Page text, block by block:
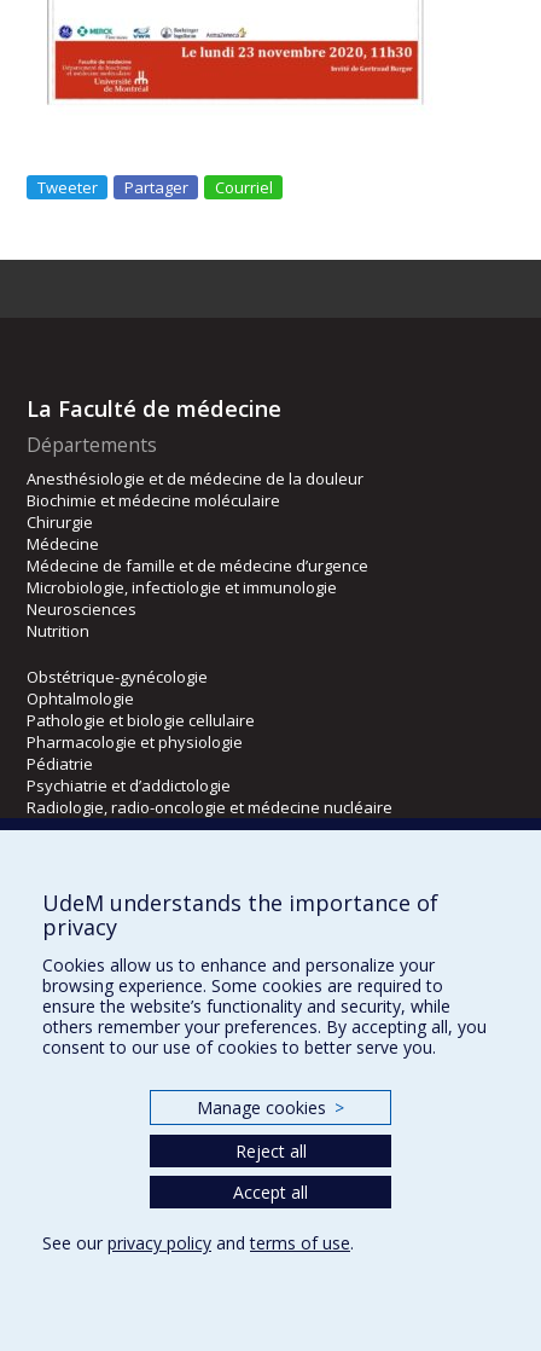
Tweeter Partager Courriel
La Faculté de médecine
Départements
Anesthésiologie et de médecine de la douleur
Biochimie et médecine moléculaire
Chirurgie
Médecine
Médecine de famille et de médecine d’urgence
Microbiologie, infectiologie et immunologie
Neurosciences
Nutrition
Obstétrique-gynécologie
Ophtalmologie
Pathologie et biologie cellulaire
Pharmacologie et physiologie
Pédiatrie
Psychiatrie et d’addictologie
Radiologie, radio-oncologie et médecine nucléaire
Écoles
Kinésiologie et des sciences de l’activité physique
Orthophonie et audiologie
Réadaptation
Directions
DPC
UdeM understands the importance of
privacy
Cookies allow us to enhance and personalize your
browsing experience. Some cookies are required to
ensure the website’s functionality and security, while
others remember your preferences. By accepting all, you
consent to our use of cookies to better serve you.
Manage cookies >
Reject all
Accept all
See our privacy policy andterms of use.